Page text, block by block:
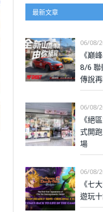
最新文章
06/08/
《巔
8/6 聯
傳說
06/08/
《絕
式開
場
06/08/
《七
遊玩